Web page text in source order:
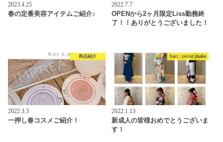
2023.4.25
春の定番美容アイテムご紹介♪
2022.7.7
OPENから2ヶ月限定Liss勤務終
了！！ありがとうございました！
商品紹介
2022.3.3
一押し春コスメご紹介！
hair, color,make
2022.1.13
新成人の皆様おめでとうございま
す！